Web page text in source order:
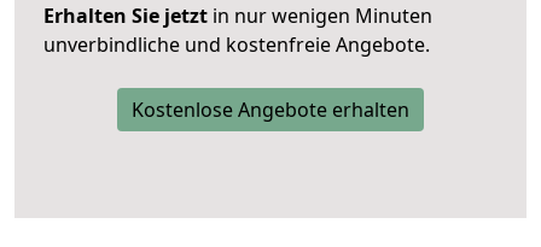
Erhalten Sie jetzt in nur wenigen Minuten
unverbindliche und kostenfreie Angebote.
Kostenlose Angebote erhalten